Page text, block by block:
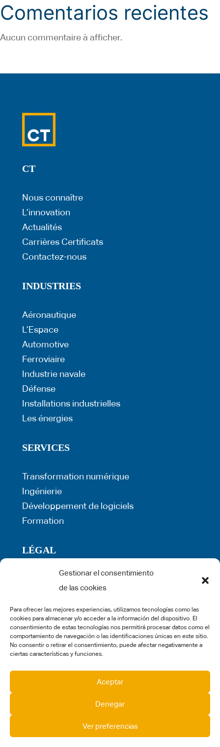
Gestionar el consentimiento
de las cookies
Para ofrecer las mejores experiencias, utilizamos tecnologías como las
cookies para almacenar y/o acceder a la información del dispositivo. El
consentimiento de estas tecnologías nos permitirá procesar datos como el
comportamiento de navegación o las identificaciones únicas en este sitio.
No consentir o retirar el consentimiento, puede afectar negativamente a
ciertas características y funciones.
Aceptar
Denegar
Ver preferencias
Comentarios recientes
Aucun commentaire à afficher.
CT
Nous connaître
L’innovation
Actualités
CarrièresCertificats
Contactez-nous
INDUSTRIES
Aéronautique
L’Espace
Automotive
Ferroviaire
Industrie navale
Défense
Installations industrielles
Les énergies
SERVICES
Transformation numérique
Ingénierie
Développement de logiciels
Formation
LÉGAL
Politique de confidentialité
Conditions générales d’utilisation
Politique de cookies
Mentions légales
Réclamation
©2024 ctengineeringgroup.com All right reserved.